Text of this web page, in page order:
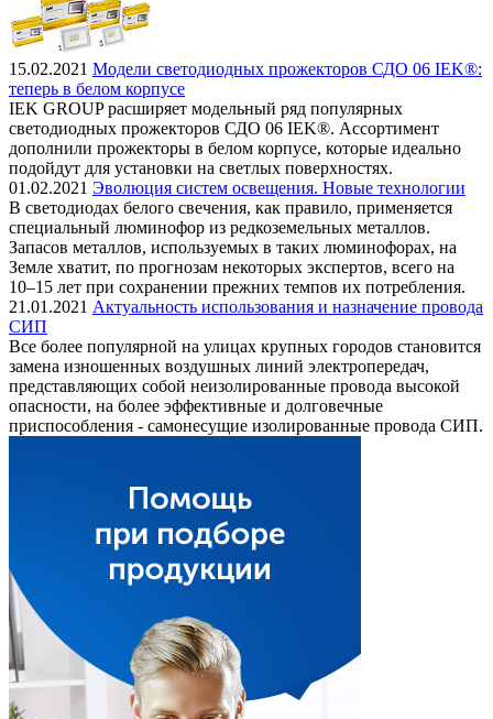
15.02.2021 Модели светодиодных прожекторов СДО 06 IEK®:
теперь в белом корпусе
IEK GROUP расширяет модельный ряд популярных
светодиодных прожекторов СДО 06 IEK®. Ассортимент
дополнили прожекторы в белом корпусе, которые идеально
подойдут для установки на светлых поверхностях.
01.02.2021 Эволюция систем освещения. Новые технологии
В светодиодах белого свечения, как правило, применяется
специальный люминофор из редкоземельных металлов.
Запасов металлов, используемых в таких люминофорах, на
Земле хватит, по прогнозам некоторых экспертов, всего на
10–15 лет при сохранении прежних темпов их потребления.
21.01.2021 Актуальность использования и назначение провода
СИП
Все более популярной на улицах крупных городов становится
замена изношенных воздушных линий электропередач,
представляющих собой неизолированные провода высокой
опасности, на более эффективные и долговечные
приспособления - самонесущие изолированные провода СИП.